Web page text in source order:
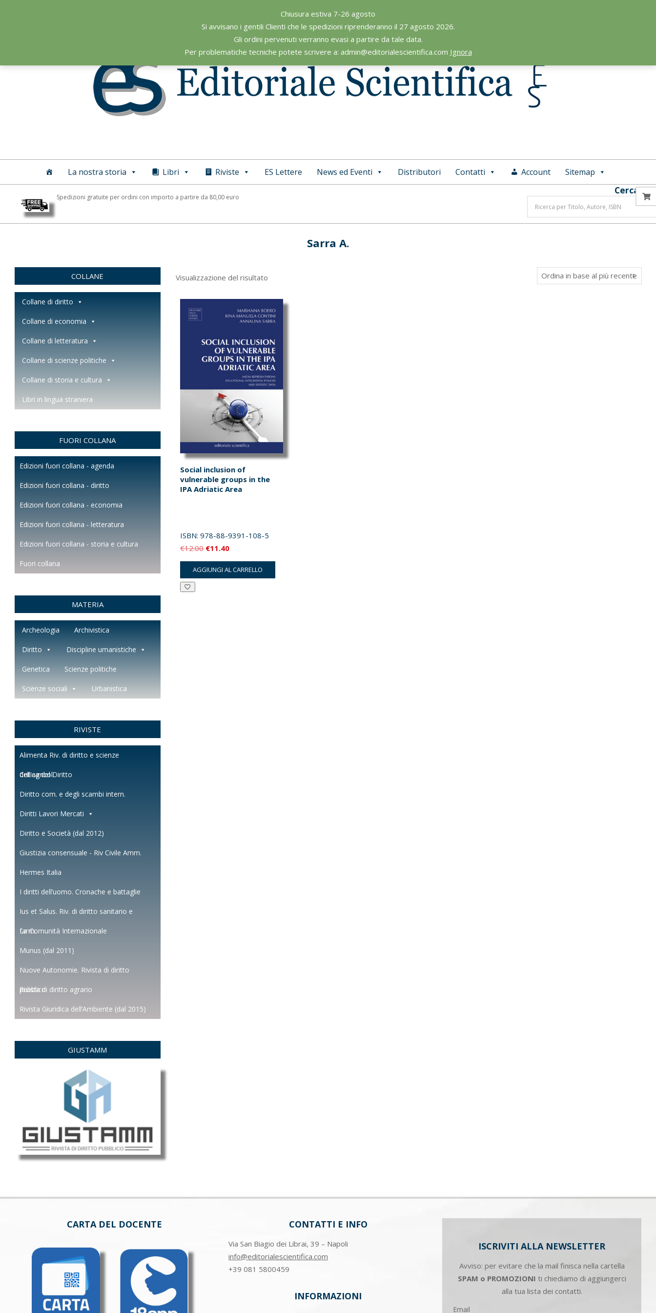
Chiusura estiva 7-26 agosto
Si avvisano i gentili Clienti che le spedizioni riprenderanno il 27 agosto 2026.
Gli ordini pervenuti verranno evasi a partire da tale data.
Per problematiche tecniche potete scrivere a: admin@editorialescientifica.com Ignora
Editoriale
Scientifica
Primary
La nostra storia Libri Riviste ES Lettere News ed Eventi Distributori Contatti Account Sitemap
Spedizioni gratuite per ordini con importo a partire da 80,00 euro
Cerca
Sarra A.
Visualizzazione del risultato
Social inclusion of
vulnerable groups in the
IPA Adriatic Area
ISBN:978-88-9391-108-5
€12.00 Il
prezzo
originale
€11.40Il
prezzo
attuale
AGGIUNGI AL CARRELLO
COLLANE
Collane di diritto
Collane di economia
Collane di letteratura
Collane di scienze politiche
Collane di storia e cultura
Libri in lingua straniera
FUORI COLLANA
Edizioni fuori collana - agenda
Edizioni fuori collana - diritto
Edizioni fuori collana - economia
Edizioni fuori collana - letteratura
Edizioni fuori collana - storia e cultura
Fuori collana
MATERIA
Archeologia Archivistica
Diritto Discipline umanistiche
Genetica Scienze politiche
Scienze sociali Urbanistica
RIVISTE
Alimenta Riv. di diritto e scienze
dell'agricol.
Critica del Diritto
Diritto com. e degli scambi intern.
Diritti Lavori Mercati
Diritto e Società (dal 2012)
Giustizia consensuale - Riv Civile Amm.
Hermes Italia
I diritti dell’uomo. Cronache e battaglie
Ius et Salus. Riv. di diritto sanitario e
farm.
La Comunità Internazionale
Munus (dal 2011)
Nuove Autonomie. Rivista di diritto
pubblico
Rivista di diritto agrario
Rivista Giuridica dell’Ambiente (dal 2015)
GIUSTAMM
CARTA DEL DOCENTE CONTATTI E INFO
Via San Biagio dei Librai, 39 – Napoli
info@editorialescientifica.com
+39 081 5800459
INFORMAZIONI
ISCRIVITI ALLA NEWSLETTER
Avviso: per evitare che la mail finisca nella cartella
SPAM o PROMOZIONI ti chiediamo di aggiungerci
alla tua lista dei contatti.
Email